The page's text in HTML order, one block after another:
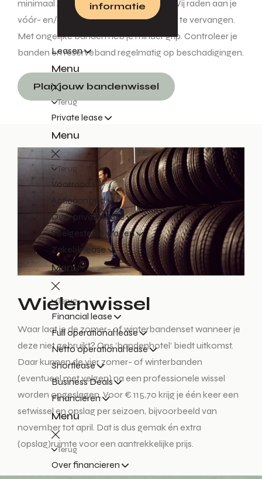
informatie
Leasen
Menu
Terug
Private lease
Menu
Terug
Voorraad
Actieaanbod
Over private lease
Veelgestelde vragen
Zakelijk lease
Menu
Terug
Financial lease
Full operational lease
Netto operational lease
Shortlease
Business Deals
Financieren
Menu
Terug
Over financieren
minimaal 4 mm profieldiepte hebben. Wij raden aan je
vóór- en/of achterbanden tegelijkertijd te vervangen.
Met ongelijke banden heb je minder grip. Controleer je
banden en reserveband regelmatig op beschadigingen.
Plan jouw bandenwissel
Wielenwissel
Waar laat je de zomer- of winterbandenset wanneer je
deze niet gebruikt? Ons ‘bandenhotel’ biedt uitkomst.
Daar kunnen de vier zomer- of winterbanden
(eventueel met velgen) na een professionele wissel
worden opgeslagen. Voor € 115,70 krijg je één keer een
setwissel en opslag per seizoen, bijvoorbeeld van
november tot april. Dat is dus gemak én extra
(opslag)ruimte voor een aantrekkelijke prijs.